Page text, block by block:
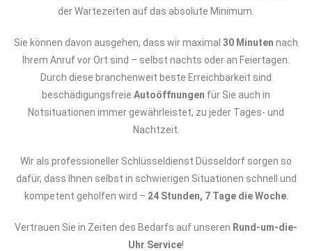
der Wartezeiten auf das absolute Minimum.
Sie können davon ausgehen, dass wir maximal 30 Minuten nach
Ihrem Anruf vor Ort sind – selbst nachts oder an Feiertagen.
Durch diese branchenweit beste Erreichbarkeit sind
beschädigungsfreie Autoöffnungen für Sie auch in
Notsituationen immer gewährleistet, zu jeder Tages- und
Nachtzeit.
Wir als professioneller Schlüsseldienst Düsseldorf sorgen so
dafür, dass Ihnen selbst in schwierigen Situationen schnell und
kompetent geholfen wird – 24 Stunden, 7 Tage die Woche.
Vertrauen Sie in Zeiten des Bedarfs auf unseren Rund-um-die-
Uhr Service!